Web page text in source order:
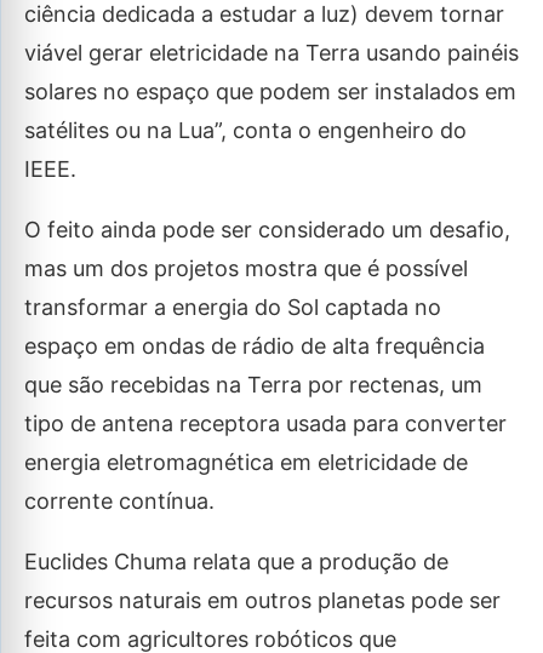
ciência dedicada a estudar a luz) devem tornar
viável gerar eletricidade na Terra usando painéis
solares no espaço que podem ser instalados em
satélites ou na Lua”, conta o engenheiro do
IEEE.
O feito ainda pode ser considerado um desafio,
mas um dos projetos mostra que é possível
transformar a energia do Sol captada no
espaço em ondas de rádio de alta frequência
que são recebidas na Terra por rectenas, um
tipo de antena receptora usada para converter
energia eletromagnética em eletricidade de
corrente contínua.
Euclides Chuma relata que a produção de
recursos naturais em outros planetas pode ser
feita com agricultores robóticos que